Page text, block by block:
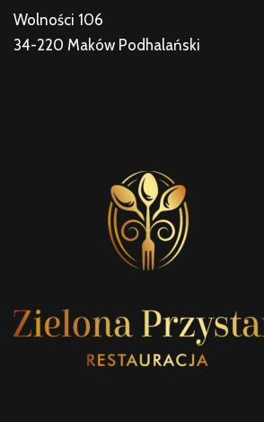
Wolności 106
34-220 Maków Podhalański